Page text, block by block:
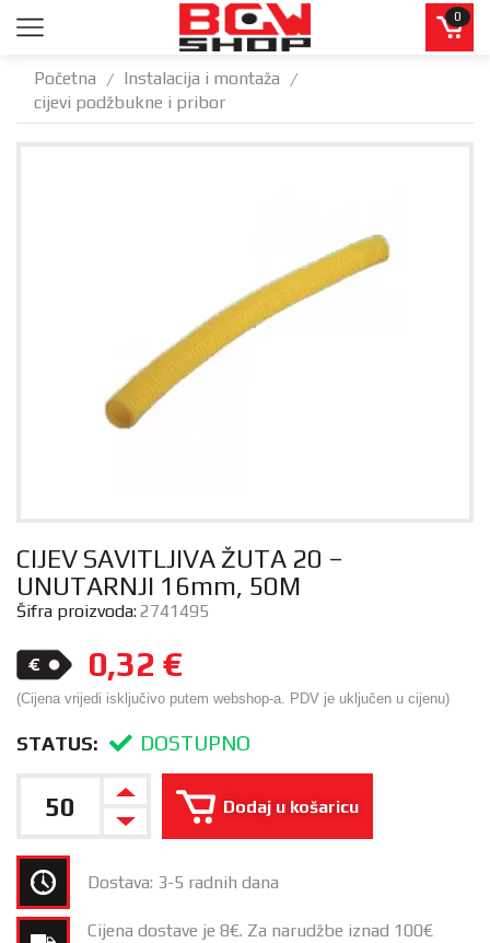
0
Početna / Instalacija i montaža /
cijevi podžbukne i pribor
CIJEV SAVITLJIVA ŽUTA 20 –
UNUTARNJI 16mm, 50M
Šifra proizvoda:2741495
0,32 €
(Cijena vrijedi isključivo putem webshop-a. PDV je uključen u cijenu)
STATUS: DOSTUPNO
Dodaj u košaricu
Dostava: 3-5 radnih dana
Cijena dostave je 8€. Za narudžbe iznad 100€